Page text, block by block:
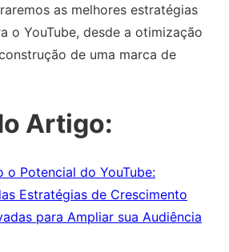
as melhores estratégias
o YouTube, desde a otimização
de uma marca de
Artigo:
o Potencial do YouTube:
Estratégias de Crescimento
para Ampliar sua Audiência